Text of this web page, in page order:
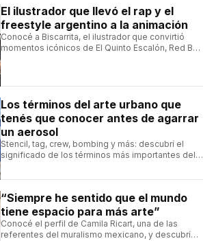
El ilustrador que llevó el rap y el
freestyle argentino a la animación
Conocé a Biscarrita, el ilustrador que convirtió
momentos icónicos de El Quinto Escalón, Red Bull
Los términos del arte urbano que
tenés que conocer antes de agarrar
un aerosol
Stencil, tag, crew, bombing y más: descubrí el
significado de los términos más importantes del
“Siempre he sentido que el mundo
tiene espacio para más arte”
Conocé el perfil de Camila Ricart, una de las
referentes del muralismo mexicano, y descubrí